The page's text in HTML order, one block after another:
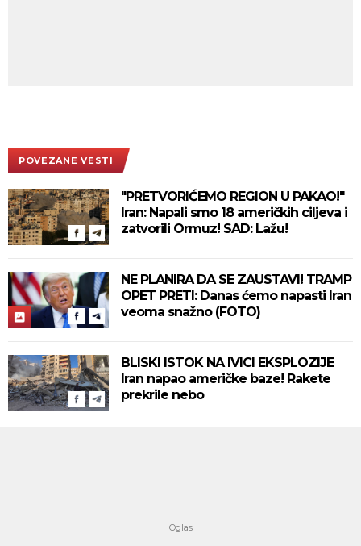
POVEZANE VESTI
"PRETVORIĆEMO REGION U PAKAO!"
Iran: Napali smo 18 američkih ciljeva i
zatvorili Ormuz! SAD: Lažu!
NE PLANIRA DA SE ZAUSTAVI! TRAMP
OPET PRETI: Danas ćemo napasti Iran
veoma snažno (FOTO)
BLISKI ISTOK NA IVICI EKSPLOZIJE
Iran napao američke baze! Rakete
prekrile nebo